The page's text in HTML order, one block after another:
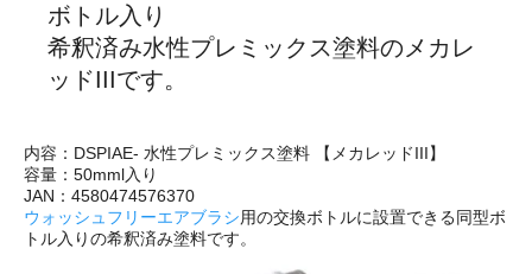
ボトル入り
希釈済み水性プレミックス塗料のメカレ
ッドIIIです。
内容：DSPIAE- 水性プレミックス塗料 【メカレッドIII】
容量：50mml入り
JAN：4580474576370
ウォッシュフリーエアブラシ用の交換ボトルに設置できる同型ボ
トル入りの希釈済み塗料です。